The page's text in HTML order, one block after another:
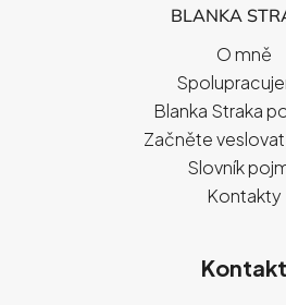
BLANKA
O mně
Blanka Straka
Začněte veslovat
Slovník
Kontakty
Kontakt